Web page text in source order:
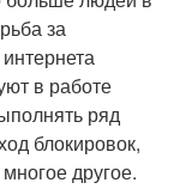
за
в работе
ряд
блокировок,
другое.